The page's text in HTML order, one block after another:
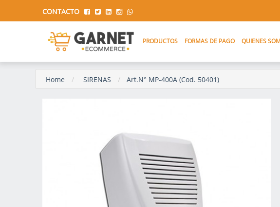
CONTACTO
PRODUCTOS FORMAS DE PAGO QUIENES
Home SIRENAS Art.N° MP-400A (Cod. 50401)